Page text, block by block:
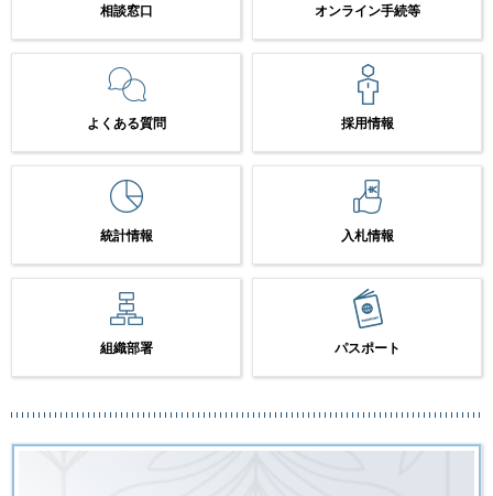
相談窓口 オンライン手続等
よくある質問 採用情報
統計情報 入札情報
組織部署 パスポート